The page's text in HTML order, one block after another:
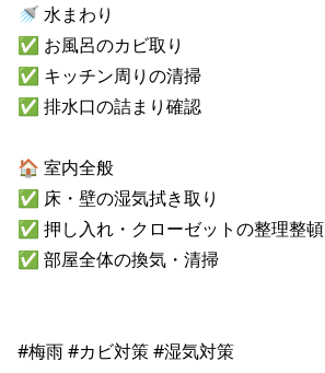
🚿 水まわり
✅ お風呂のカビ取り
✅ キッチン周りの清掃
✅ 排水口の詰まり確認
🏠 室内全般
✅ 床・壁の湿気拭き取り
✅ 押し入れ・クローゼットの整理整頓
✅ 部屋全体の換気・清掃
#梅雨 #カビ対策 #湿気対策